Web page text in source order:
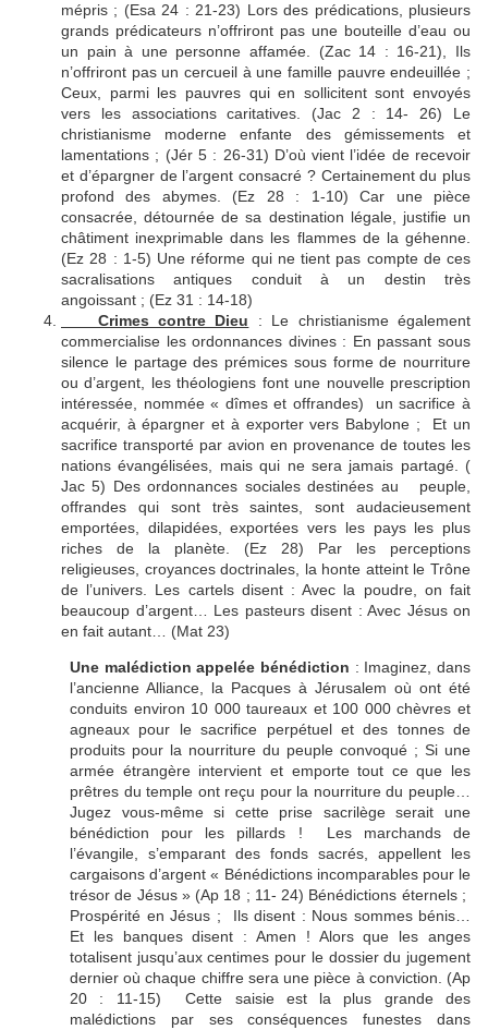
mépris ; (Esa 24 : 21-23) Lors des prédications, plusieurs
grands prédicateurs n’offriront pas une bouteille d’eau ou
un pain à une personne affamée. (Zac 14 : 16-21), Ils
n’offriront pas un cercueil à une famille pauvre endeuillée ;
Ceux, parmi les pauvres qui en sollicitent sont envoyés
vers les associations caritatives. (Jac 2 : 14- 26) Le
christianisme moderne enfante des gémissements et
lamentations ; (Jér 5 : 26-31) D’où vient l’idée de recevoir
et d’épargner de l’argent consacré ? Certainement du plus
profond des abymes. (Ez 28 : 1-10) Car une pièce
consacrée, détournée de sa destination légale, justifie un
châtiment inexprimable dans les flammes de la géhenne.
(Ez 28 : 1-5) Une réforme qui ne tient pas compte de ces
sacralisations antiques conduit à un destin très
angoissant ; (Ez 31 : 14-18)
Crimes contre Dieu : Le christianisme également
commercialise les ordonnances divines : En passant sous
silence le partage des prémices sous forme de nourriture
ou d’argent, les théologiens font une nouvelle prescription
intéressée, nommée « dîmes et offrandes) un sacrifice à
acquérir, à épargner et à exporter vers Babylone ; Et un
sacrifice transporté par avion en provenance de toutes les
nations évangélisées, mais qui ne sera jamais partagé. (
Jac 5) Des ordonnances sociales destinées au peuple,
offrandes qui sont très saintes, sont audacieusement
emportées, dilapidées, exportées vers les pays les plus
riches de la planète. (Ez 28) Par les perceptions
religieuses, croyances doctrinales, la honte atteint le Trône
de l’univers. Les cartels disent : Avec la poudre, on fait
beaucoup d’argent… Les pasteurs disent : Avec Jésus on
en fait autant… (Mat 23)
Une malédiction appelée bénédiction : Imaginez, dans
l’ancienne Alliance, la Pacques à Jérusalem où ont été
conduits environ 10 000 taureaux et 100 000 chèvres et
agneaux pour le sacrifice perpétuel et des tonnes de
produits pour la nourriture du peuple convoqué ; Si une
armée étrangère intervient et emporte tout ce que les
prêtres du temple ont reçu pour la nourriture du peuple…
Jugez vous-même si cette prise sacrilège serait une
bénédiction pour les pillards ! Les marchands de
l’évangile, s’emparant des fonds sacrés, appellent les
cargaisons d’argent « Bénédictions incomparables pour le
trésor de Jésus » (Ap 18 ; 11- 24) Bénédictions éternels ;
Prospérité en Jésus ; Ils disent : Nous sommes bénis…
Et les banques disent : Amen ! Alors que les anges
totalisent jusqu’aux centimes pour le dossier du jugement
dernier où chaque chiffre sera une pièce à conviction. (Ap
20 : 11-15) Cette saisie est la plus grande des
malédictions par ses conséquences funestes dans